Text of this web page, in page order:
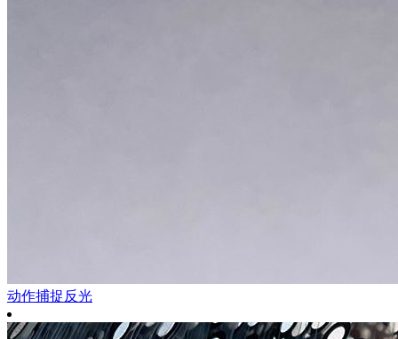
动作捕捉反光